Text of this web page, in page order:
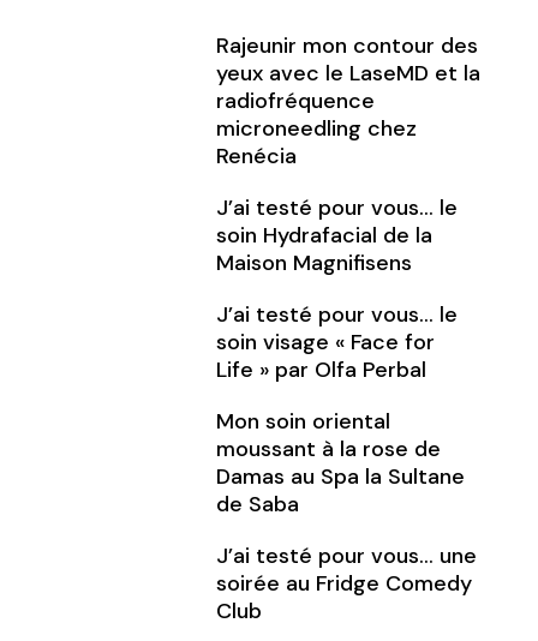
Rajeunir mon contour des
yeux avec le LaseMD et la
radiofréquence
microneedling chez
Renécia
J’ai testé pour vous… le
soin Hydrafacial de la
Maison Magnifisens
J’ai testé pour vous… le
soin visage « Face for
Life » par Olfa Perbal
Mon soin oriental
moussant à la rose de
Damas au Spa la Sultane
de Saba
J’ai testé pour vous… une
soirée au Fridge Comedy
Club